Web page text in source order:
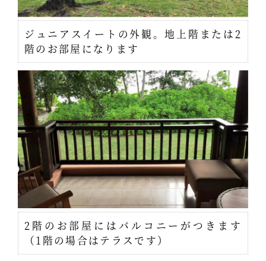
ジュニアスイートの外観。地上階または2
階のお部屋になります
2階のお部屋にはバルコニーがつきます
（1階の場合はテラスです）